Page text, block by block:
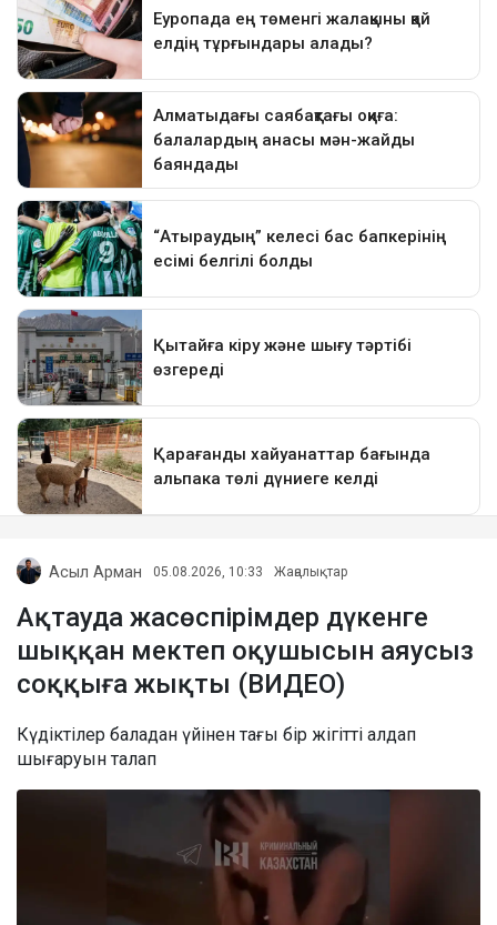
Асыл Арман 05.08.2026, 10:33 Жаңалықтар
Ақтауда жасөспірімдер дүкенге
шыққан мектеп оқушысын аяусыз
соққыға жықты (ВИДЕО)
Күдіктілер баладан үйінен тағы бір жігітті алдап
шығаруын талап